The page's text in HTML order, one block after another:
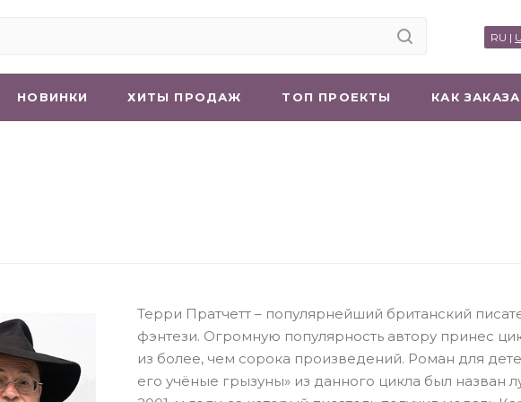
RU |
НОВИНКИ ХИТЫ ПРОДАЖ ТОП ПРОЕКТЫ КАК
Терри Пратчетт – популярнейший британский
фэнтези. Огромную популярность автору принес
из более, чем сорока произведений. Роман для
его учёные грызуны» из данного цикла был назван